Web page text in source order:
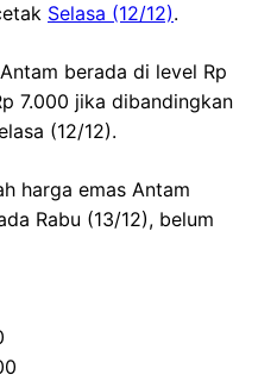
Selasa (12/12).
berada di level Rp
7.000 jika dibandingkan
(12/12).
harga emas Antam
Rabu (13/12), belum